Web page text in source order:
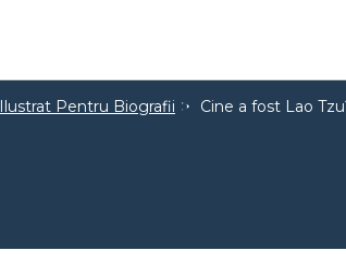
Pentru Biografii Cine a fost Lao